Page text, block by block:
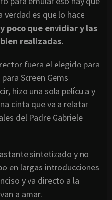
verdad es que lo hace
poco que envidiar y las
realizadas.
fuera el elegido para
Screen Gems
hizo una sola película y
cinta que va a relatar
del Padre Gabriele
sintetizado y no
en largas introducciones
y va directo a la
a amar.